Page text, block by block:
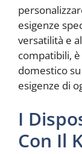
esigenze
versatilità e
compatibili,
domestico
esigenze di
I
Con Il